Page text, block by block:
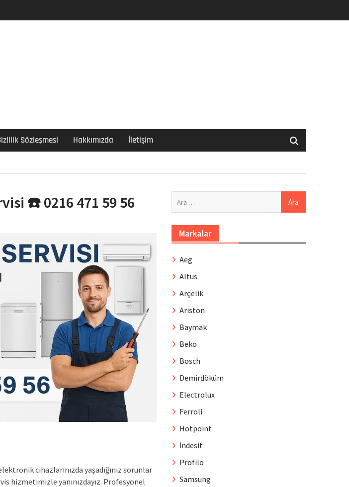
Sözleşmesi Hakkımızda İletişim
☎️ 0216 471 59 56
cihazlarınızda yaşadığınız sorunlar
hizmetimizle yanınızdayız. Profesyonel
Markalar
Aeg
Altus
Arçelik
Ariston
Baymak
Beko
Bosch
Demirdöküm
Electrolux
Ferroli
Hotpoint
İndesit
Profilo
Samsung